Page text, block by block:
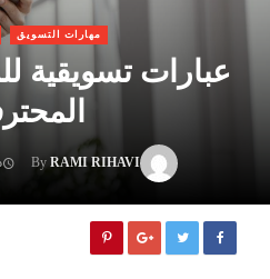
مهارات التسويق
عبارات تسويقية
By RAMI RIHAVI